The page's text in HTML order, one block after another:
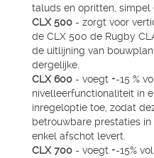
taluds en opritten, simpel
CLX 500 - zorgt voor
de CLX 500 de Rugby
de uitlijning van
dergelijke.
CLX 600 - voegt +-15 %
nivelleerfunctionaliteit in
inregeloptie toe, zodat
betrouwbare prestaties
enkel afschot levert.
CLX 700 - voegt +-15%